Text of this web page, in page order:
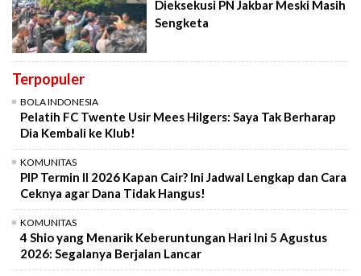
Dieksekusi PN Jakbar Meski Masih
Sengketa
Terpopuler
BOLA INDONESIA
Pelatih FC Twente Usir Mees Hilgers: Saya Tak Berharap
Dia Kembali ke Klub!
KOMUNITAS
PIP Termin II 2026 Kapan Cair? Ini Jadwal Lengkap dan Cara
Ceknya agar Dana Tidak Hangus!
KOMUNITAS
4 Shio yang Menarik Keberuntungan Hari Ini 5 Agustus
2026: Segalanya Berjalan Lancar